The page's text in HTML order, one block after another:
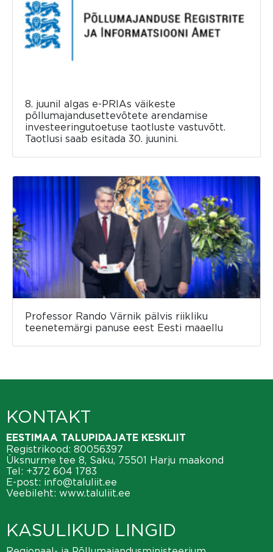
8. juunil algas e-PRIAs väikeste
põllumajandusettevõtete arendamise
investeeringutoetuse taotluste vastuvõtt.
Taotlusi saab esitada 30. juunini.
Professor Rando Värnik pälvis riikliku
teenetemärgi panuse eest Eesti maaellu
KONTAKT
EESTIMAA TALUPIDAJATE KESKLIIT
Registrikood: 80056397
Üksnurme tee 8, Saku, 75501 Harju maakond
Tel: +372 604 1783
E-post: info@taluliit.ee
Veebileht: www.taluliit.ee
KASULIKUD LINGID